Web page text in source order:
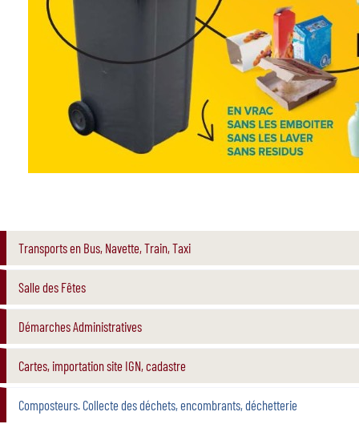
Transports en Bus, Navette, Train, Taxi
Salle des Fêtes
Démarches Administratives
Cartes, importation site IGN, cadastre
Composteurs. Collecte des déchets, encombrants, déchetterie